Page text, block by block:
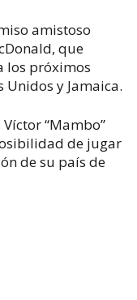
amistoso
que
los próximos
y Jamaica.
“Mambo”
de jugar
de su país de